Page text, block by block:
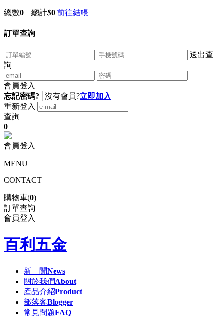
總數0 總計$0 前往結帳
訂單查詢
送出查
詢
會員登入
忘記密碼?
沒有會員?立即加入
重新登入
查詢
0
會員登入
MENU
CONTACT
購物車(0)
訂單查詢
會員登入
百利五金
新 聞News
關於我們About
產品介紹Product
部落客Blogger
常見問題FAQ